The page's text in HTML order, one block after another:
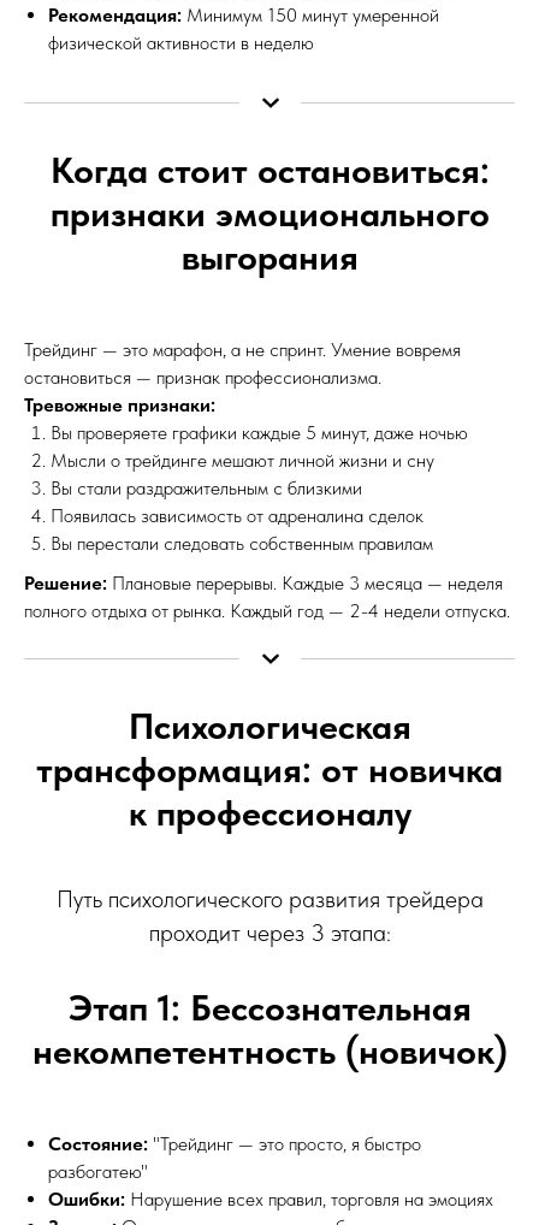
Рекомендация: Минимум 150 минут умеренной
физической активности в неделю
Когда стоит остановиться:
признаки эмоционального
выгорания
Трейдинг — это марафон, а не спринт. Умение вовремя
остановиться — признак профессионализма.
Тревожные признаки:
Вы проверяете графики каждые 5 минут, даже ночью
Мысли о трейдинге мешают личной жизни и сну
Вы стали раздражительным с близкими
Появилась зависимость от адреналина сделок
Вы перестали следовать собственным правилам
Решение: Плановые перерывы. Каждые 3 месяца — неделя
полного отдыха от рынка. Каждый год — 2-4 недели отпуска.
Психологическая
трансформация: от новичка
к профессионалу
Путь психологического развития трейдера
проходит через 3 этапа:
Этап 1: Бессознательная
некомпетентность (новичок)
Состояние: "Трейдинг — это просто, я быстро
разбогатею"
Ошибки: Нарушение всех правил, торговля на эмоциях